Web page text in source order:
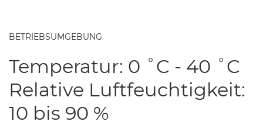
BETRIEBSUMGEBUNG
Temperatur: 0 ˚C - 40 ˚C
Relative Luftfeuchtigkeit:
10 bis 90 %